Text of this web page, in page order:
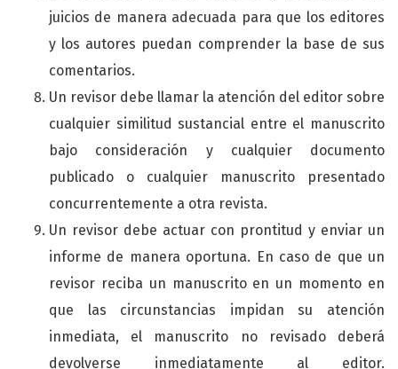
juicios de manera adecuada para que los editores
y los autores puedan comprender la base de sus
comentarios.
Un revisor debe llamar la atención del editor sobre
cualquier similitud sustancial entre el manuscrito
bajo consideración y cualquier documento
publicado o cualquier manuscrito presentado
concurrentemente a otra revista.
Un revisor debe actuar con prontitud y enviar un
informe de manera oportuna. En caso de que un
revisor reciba un manuscrito en un momento en
que las circunstancias impidan su atención
inmediata, el manuscrito no revisado deberá
devolverse inmediatamente al editor.